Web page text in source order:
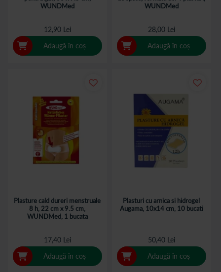
WUNDMed
12,90 Lei
Adaugă în coș
WUNDMed
28,00 Lei
Adaugă în coș
Plasture cald dureri menstruale
8 h, 22 cm x 9.5 cm,
WUNDMed, 1 bucata
17,40 Lei
Adaugă în coș
Plasturi cu arnica si hidrogel
Augama, 10x14 cm, 10 bucati
50,40 Lei
Adaugă în coș